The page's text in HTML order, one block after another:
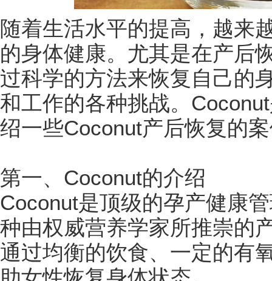
随着生活水平的提高，越来
的身体健康。尤其是在产后
过科学的方法来恢复自己的
和工作的各种挑战。
绍一些Coconut产后恢复的
第一、Coconut的介绍
Coconut是顶级的孕产健康
种由权威营养学家所推崇的
通过均衡的饮食、一定的有